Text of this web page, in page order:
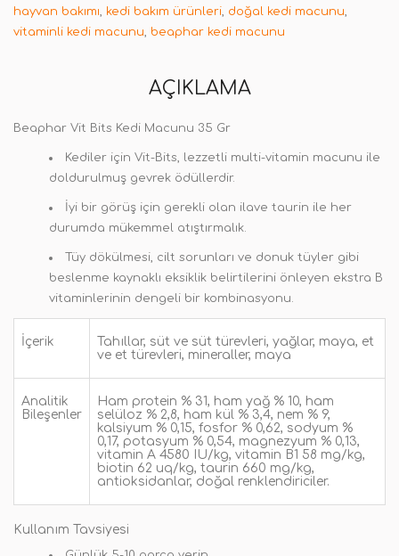
hayvan bakımı, kedi bakım ürünleri, doğal kedi macunu,
vitaminli kedi macunu, beaphar kedi macunu
AÇIKLAMA
Beaphar Vit Bits Kedi Macunu 35 Gr
Kediler için Vit-Bits, lezzetli multi-vitamin macunu ile
doldurulmuş gevrek ödüllerdir.
İyi bir görüş için gerekli olan ilave taurin ile her
durumda mükemmel atıştırmalık.
Tüy dökülmesi, cilt sorunları ve donuk tüyler gibi
beslenme kaynaklı eksiklik belirtilerini önleyen ekstra B
vitaminlerinin dengeli bir kombinasyonu.
İçerik
Tahıllar, süt ve süt türevleri, yağlar, maya, et
ve et türevleri, mineraller, maya
Analitik
Bileşenler
Ham protein % 31, ham yağ % 10, ham
selüloz % 2,8, ham kül % 3,4, nem % 9,
kalsiyum % 0,15, fosfor % 0,62, sodyum %
0,17, potasyum % 0,54, magnezyum % 0,13,
vitamin A 4580 IU/kg, vitamin B1 58 mg/kg,
biotin 62 uq/kg, taurin 660 mg/kg,
antioksidanlar, doğal renklendiriciler.
Kullanım Tavsiyesi